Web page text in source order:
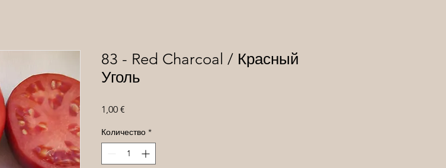
83 - Red Charcoal / Красный
Уголь
1,00 €
Количество *